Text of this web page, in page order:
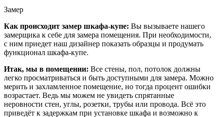
Замер
Как происходит замер шкафа-купе: Вы вызываете нашего
замерщика к себе для замера помещения. При необходимости,
с ним приедет наш дизайнер показать образцы и продумать
функционал шкафа-купе.
Итак, мы в помещении: Все стены, пол, потолок должны
легко просматриваться и быть доступными для замера. Можно
мерить и захламленное помещение, но тогда процент ошибки
возрастает. Ведь мы можем не увидеть спрятанные
неровности стен, углы, розетки, трубы или провода. Всё это
приведёт к задержкам при установке шкафа и возможно к